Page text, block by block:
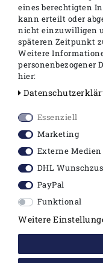
TECE
eines berechtigten
kann erteilt oder
nicht einzuwilligen
späteren Zeitpunkt
Weitere
personenbezogener
hier:
Essenziell
Marketing
Externe Medien
DHL
PayPal
Funktional
Weitere